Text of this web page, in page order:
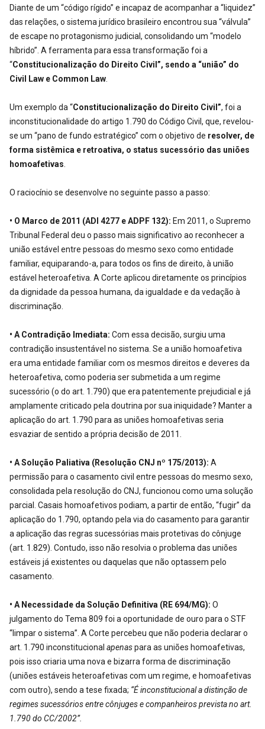
Diante de um “código rígido” e incapaz de acompanhar a “liquidez”
das relações, o sistema jurídico brasileiro encontrou sua “válvula”
de escape no protagonismo judicial, consolidando um “modelo
híbrido”. A ferramenta para essa transformação foi a
“Constitucionalização do Direito Civil”, sendo a “união” do
Civil Law e Common Law
Um exemplo da “Constitucionalização do Direito Civil”, foi a
inconstitucionalidade do artigo 1.790 do Código Civil, que, revelou-
se um “pano de fundo estratégico” com o objetivo de resolver, de
forma sistêmica e retroativa, o status sucessório das uniões
homoafetivas
O raciocínio se desenvolve no seguinte passo a passo:
• O Marco de 2011 (ADI 4277 e ADPF 132): Em 2011, o Supremo
Tribunal Federal deu o passo mais significativo ao reconhecer a
união estável entre pessoas do mesmo sexo como entidade
familiar, equiparando-a, para todos os fins de direito, à união
estável heteroafetiva. A Corte aplicou diretamente os princípios
da dignidade da pessoa humana, da igualdade e da vedação à
discriminação.
• A Contradição Imediata: Com essa decisão, surgiu uma
contradição insustentável no sistema. Se a união homoafetiva
era uma entidade familiar com os mesmos direitos e deveres da
heteroafetiva, como poderia ser submetida a um regime
sucessório (o do art. 1.790) que era patentemente prejudicial e já
amplamente criticado pela doutrina por sua iniquidade? Manter a
aplicação do art. 1.790 para as uniões homoafetivas seria
esvaziar de sentido a própria decisão de 2011.
• A Solução Paliativa (Resolução CNJ nº 175/2013): A
permissão para o casamento civil entre pessoas do mesmo sexo,
consolidada pela resolução do CNJ, funcionou como uma solução
parcial. Casais homoafetivos podiam, a partir de então, “fugir” da
aplicação do 1.790, optando pela via do casamento para garantir
a aplicação das regras sucessórias mais protetivas do cônjuge
(art. 1.829). Contudo, isso não resolvia o problema das uniões
estáveis já existentes ou daquelas que não optassem pelo
casamento.
• A Necessidade da Solução Definitiva (RE 694/MG): O
julgamento do Tema 809 foi a oportunidade de ouro para o STF
“limpar o sistema”. A Corte percebeu que não poderia declarar o
art. 1.790 inconstitucional apenaspara as uniões homoafetivas,
pois isso criaria uma nova e bizarra forma de discriminação
(uniões estáveis heteroafetivas com um regime, e homoafetivas
com outro), sendo a tese fixada; “É inconstitucional a distinção de
regimes sucessórios entre cônjuges e companheiros prevista no art.
1.790 do CC/2002”.